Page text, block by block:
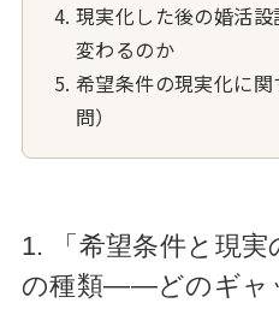
現実化した後の婚活
変わるのか
希望条件の現実化に
問）
1. 「希望条件と現
の種類——どのギャ